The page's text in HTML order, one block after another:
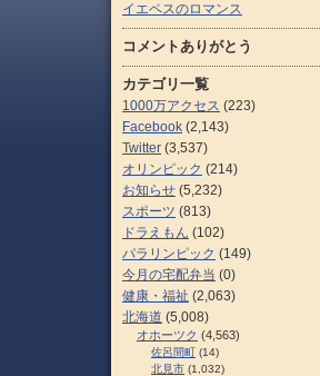
イエペスのロマンス
コメントありがとう
カテゴリ一覧
1000万アクセス (223)
Facebook (2,143)
Twitter (3,537)
オリンピック (214)
お知らせ (5,232)
スポーツ (813)
ドラえもん (102)
パラリンピック (149)
今月の宅配弁当 (0)
健康・福祉 (2,063)
北海道 (5,008)
オホーツク (4,563)
佐呂間町 (14)
北見市 (1,032)